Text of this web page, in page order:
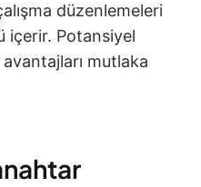
düzenlemeleri
içerir. Potansiyel
mutlaka